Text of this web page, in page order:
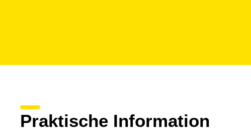
Praktische Information